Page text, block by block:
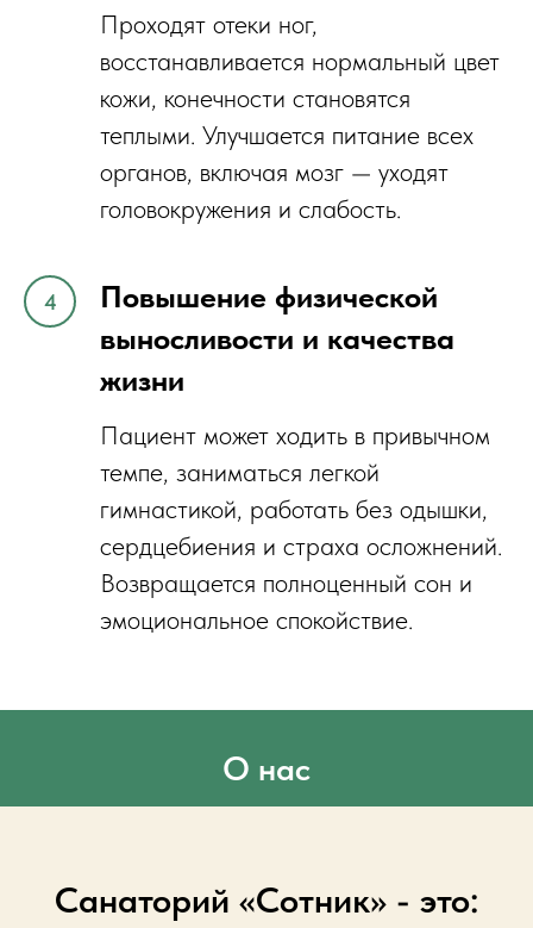
Проходят отеки ног,
восстанавливается нормальный цвет
кожи, конечности становятся
теплыми. Улучшается питание всех
органов, включая мозг — уходят
головокружения и слабость.
Повышение физической
выносливости и качества
жизни
Пациент может ходить в привычном
темпе, заниматься легкой
гимнастикой, работать без одышки,
сердцебиения и страха осложнений.
Возвращается полноценный сон и
эмоциональное спокойствие.
О нас
Санаторий «Сотник» - это: